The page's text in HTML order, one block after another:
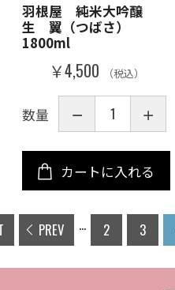
羽根屋 純米大吟醸
生 翼（つばさ）
1800ml
￥4,500 （税込）
数量
カートに入れる
PREV ... 2 3